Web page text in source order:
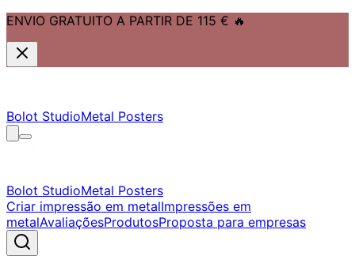
Saltar para a navegação
Saltar para o rodapé
ENVIO GRATUITO A PARTIR DE 115 € 🔥
Bolot StudioMetal Posters
Bolot StudioMetal Posters
Criar impressão em metalImpressões em
metalAvaliaçõesProdutosProposta para empresas